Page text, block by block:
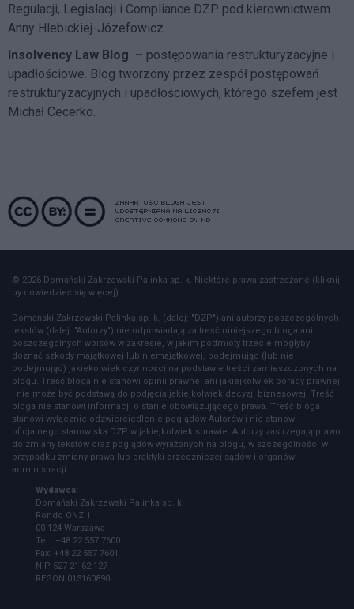
Regulacji, Legislacji i Compliance DZP pod kierownictwem
Anny Hlebickiej-Józefowicz
Insolvency Law Blog – postępowania restrukturyzacyjne i
upadłościowe. Blog tworzony przez zespół postępowań
restrukturyzacyjnych i upadłościowych, którego szefem jest
Michał Cecerko.
© 2026 Domański Zakrzewski Palinka sp. k. Niektóre prawa zastrzeżone (kliknij,
by dowiedzieć się więcej).
Domański Zakrzewski Palinka sp. k. (dalej: "DZP") ani autorzy poszczególnych
tekstów (dalej: "Autorzy") nie odpowiadają za treść niniejszego bloga ani
poszczególnych wpisów w zakresie, w jakim podmioty trzecie mogłyby
doznać szkody majątkowej lub niemajątkowej, podejmując (lub nie
podejmując) jakiekolwiek czynności na podstawie treści zamieszczonych na
blogu. Treść bloga nie stanowi opinii prawnej ani jakiejkolwiek porady prawnej
i nie może być podstawą do podjęcia jakiejkolwiek decyzji biznesowej. Treść
bloga nie stanowi informacji o stanie obowiązującego prawa. Treść bloga
stanowi wyłącznie odzwierciedlenie poglądów Autorów i nie stanowi
oficjalnego stanowiska DZP w jakiejkolwiek sprawie. Autorzy zastrzegają prawo
do zmiany tekstów oraz poglądów wyrażonych na blogu, w szczególności w
przypadku zmiany prawa lub praktyki orzeczniczej sądów i organów
administracji.
Wydawca:
Domański Zakrzewski Palinka sp. k.
Rondo ONZ 1
00-124 Warszawa
Tel.: +48 22 557 7600
Fax: +48 22 557 7601
NIP 527-21-62-127
REGON 013160890